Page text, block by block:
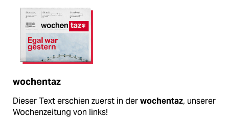
wochentaz
Dieser Text erschien zuerst in derwochentaz, unserer
Wochenzeitung von links!